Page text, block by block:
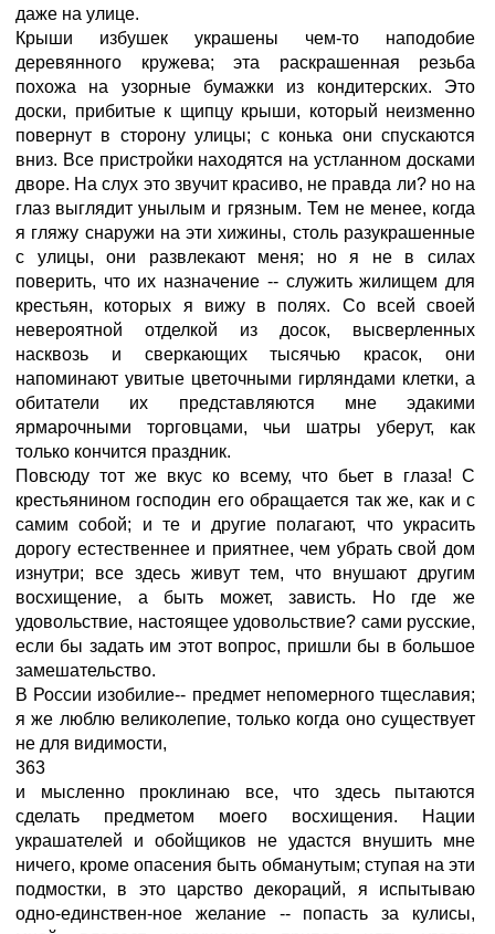
даже на улице.
Крыши избушек украшены чем-то наподобие
деревянного кружева; эта раскрашенная резьба
похожа на узорные бумажки из кондитерских. Это
доски, прибитые к щипцу крыши, который неизменно
повернут в сторону улицы; с конька они спускаются
вниз. Все пристройки находятся на устланном досками
дворе. На слух это звучит красиво, не правда ли? но на
глаз выглядит унылым и грязным. Тем не менее, когда
я гляжу снаружи на эти хижины, столь разукрашенные
с улицы, они развлекают меня; но я не в силах
поверить, что их назначение -- служить жилищем для
крестьян, которых я вижу в полях. Со всей своей
невероятной отделкой из досок, высверленных
насквозь и сверкающих тысячью красок, они
напоминают увитые цветочными гирляндами клетки, а
обитатели их представляются мне эдакими
ярмарочными торговцами, чьи шатры уберут, как
только кончится праздник.
Повсюду тот же вкус ко всему, что бьет в глаза! С
крестьянином господин его обращается так же, как и с
самим собой; и те и другие полагают, что украсить
дорогу естественнее и приятнее, чем убрать свой дом
изнутри; все здесь живут тем, что внушают другим
восхищение, а быть может, зависть. Но где же
удовольствие, настоящее удовольствие? сами русские,
если бы задать им этот вопрос, пришли бы в большое
замешательство.
В России изобилие-- предмет непомерного тщеславия;
я же люблю великолепие, только когда оно существует
не для видимости,
363
и мысленно проклинаю все, что здесь пытаются
сделать предметом моего восхищения. Нации
украшателей и обойщиков не удастся внушить мне
ничего, кроме опасения быть обманутым; ступая на эти
подмостки, в это царство декораций, я испытываю
одно-единствен-ное желание -- попасть за кулисы,